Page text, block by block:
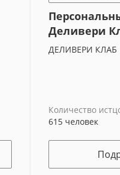
Деливери
ДЕЛИВЕРИ КЛАБ
Количество
615 человек
курортного
территории.
нарушения
Уже есть аккаунт? Вход
МОБИЛЬНЫЙ ТЕЛЕФОН